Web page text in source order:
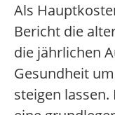
Als
Bericht die
die jährlichen
Gesundheit
steigen